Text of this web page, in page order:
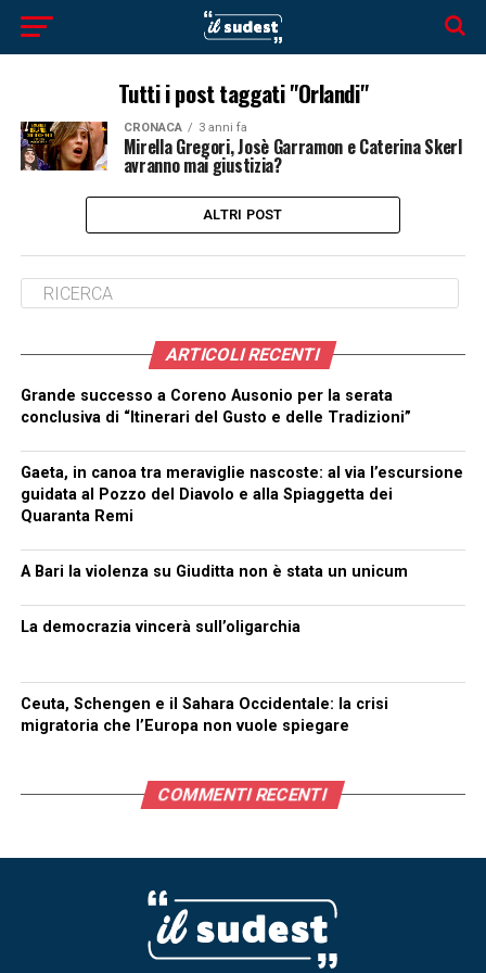
Tutti i post taggati "Orlandi"
CRONACA 3 anni fa
Mirella Gregori, Josè Garramon e Caterina Skerl
avranno mai giustizia?
ALTRI POST
ARTICOLI RECENTI
Grande successo a Coreno Ausonio per la serata
conclusiva di “Itinerari del Gusto e delle Tradizioni”
Gaeta, in canoa tra meraviglie nascoste: al via l’escursione
guidata al Pozzo del Diavolo e alla Spiaggetta dei
Quaranta Remi
A Bari la violenza su Giuditta non è stata un unicum
La democrazia vincerà sull’oligarchia
Ceuta, Schengen e il Sahara Occidentale: la crisi
migratoria che l’Europa non vuole spiegare
COMMENTI RECENTI